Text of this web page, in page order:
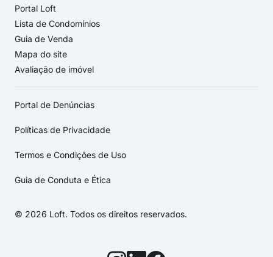
Portal Loft
Lista de Condomínios
Guia de Venda
Mapa do site
Avaliação de imóvel
Portal de Denúncias
Políticas de Privacidade
Termos e Condições de Uso
Guia de Conduta e Ética
© 2026 Loft. Todos os direitos reservados.